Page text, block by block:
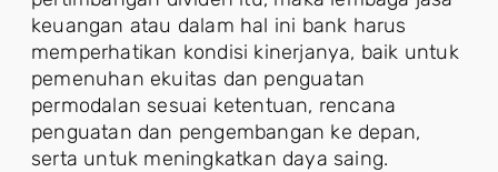
keuangan atau dalam hal ini bank harus
memperhatikan kondisi kinerjanya, baik untuk
pemenuhan ekuitas dan penguatan
permodalan sesuai ketentuan, rencana
penguatan dan pengembangan ke depan,
serta untuk meningkatkan daya saing.